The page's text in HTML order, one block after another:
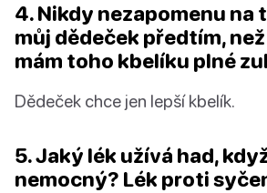
4. Nikdy nezapomenu na
můj dědeček předtím,
mám toho kbelíku plné
Dědeček chce jen lepší kbelík.
5. Jaký lék užívá had,
nemocný? Lék proti